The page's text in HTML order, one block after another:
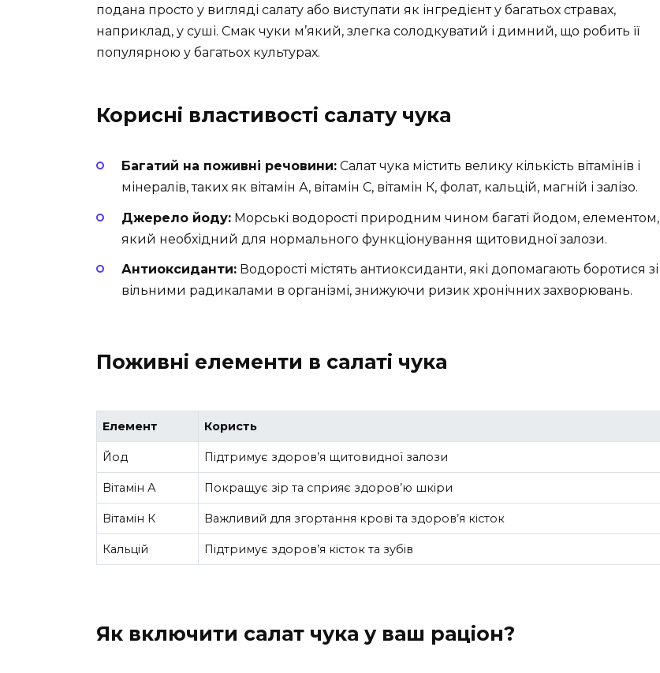
подана просто у вигляді салату або виступати як інгредієнт у багатьох стравах,
наприклад, у суші. Смак чуки м’який, злегка солодкуватий і димний, що робить її
популярною у багатьох культурах.
Корисні властивості салату чука
Багатий на поживні речовини: Салат чука містить велику кількість вітамінів і
мінералів, таких як вітамін А, вітамін С, вітамін К, фолат, кальцій, магній і залізо.
Джерело йоду: Морські водорості природним чином багаті йодом, елементом,
який необхідний для нормального функціонування щитовидної залози.
Антиоксиданти: Водорості містять антиоксиданти, які допомагають боротися зі
вільними радикалами в організмі, знижуючи ризик хронічних захворювань.
Поживні елементи в салаті чука
Елемент Користь
Йод Підтримує здоров’я щитовидної залози
Вітамін А Покращує зір та сприяє здоров’ю шкіри
Вітамін К Важливий для згортання крові та здоров’я кісток
Кальцій Підтримує здоров’я кісток та зубів
Як включити салат чука у ваш раціон?